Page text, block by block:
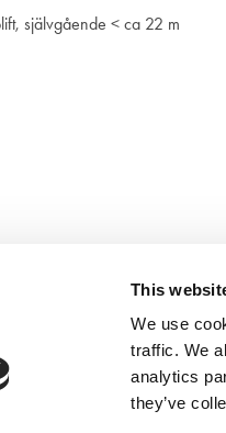
This
We use
traffic. We
analytics
they’ve
Visa
självgående < ca 22 m